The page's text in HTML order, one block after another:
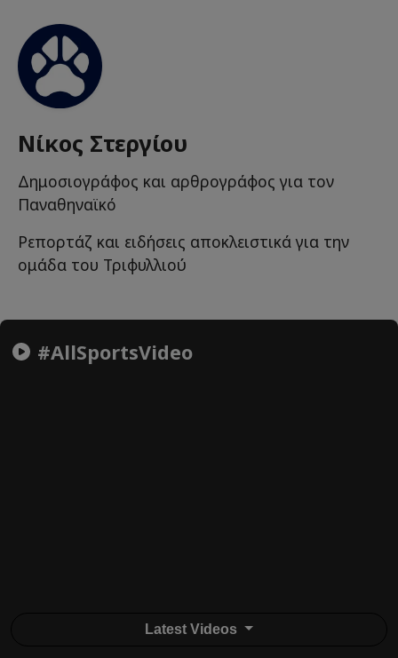
Νίκος Στεργίου
Δημοσιογράφος και αρθρογράφος για τον
Παναθηναϊκό
Ρεπορτάζ και ειδήσεις αποκλειστικά για την
ομάδα του Τριφυλλιού
#AllSportsVideo
Latest Videos